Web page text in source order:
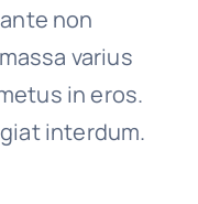
non
varius
in eros.
interdum.